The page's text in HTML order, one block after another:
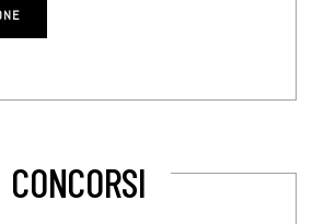
CONCORSI